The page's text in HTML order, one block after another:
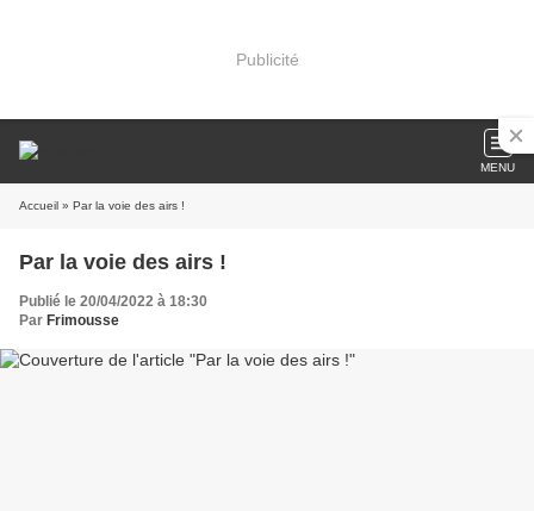
Publicité
MENU
Accueil » Par la voie des airs !
Par la voie des airs !
Publié le 20/04/2022 à 18:30
Par Frimousse